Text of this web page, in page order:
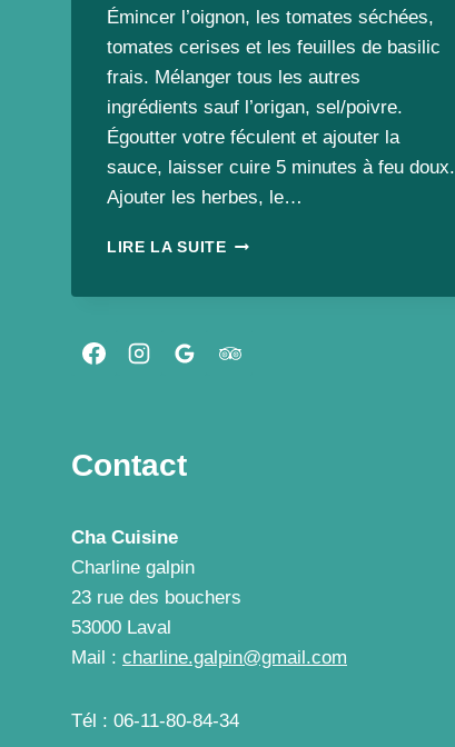
Émincer l’oignon, les tomates séchées,
tomates cerises et les feuilles de basilic
frais. Mélanger tous les autres
ingrédients sauf l’origan, sel/poivre.
Égoutter votre féculent et ajouter la
sauce, laisser cuire 5 minutes à feu doux.
Ajouter les herbes, le…
LIRE LA SUITEEXEMPLE
LA
Contact
Cha Cuisine
Charline galpin
23 rue des bouchers
53000 Laval
Mail : charline.galpin@gmail.com
Tél : 06-11-80-84-34